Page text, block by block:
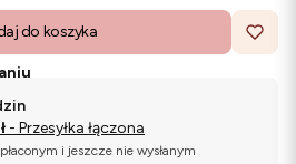
do koszyka
- Przesyłka łączona
i jeszcze nie wysłanym